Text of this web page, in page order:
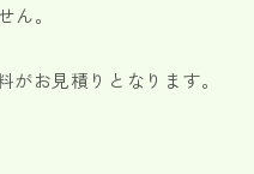
ん。
お見積りとなります。